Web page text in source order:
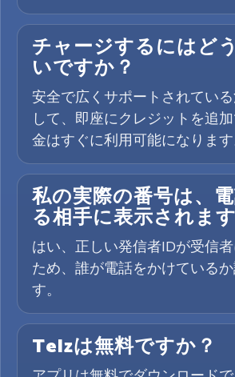
チャージするにはど
いですか？
安全で広くサポートされてい
して、即座にクレジットを追
金はすぐに利用可能になります
私の実際の番号は、
る相手に表示されま
はい、正しい発信者IDが受信
ため、誰が電話をかけている
す。
Telzは無料ですか？